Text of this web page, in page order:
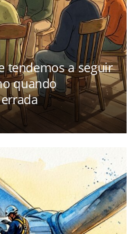
tendemos a seguir
quando